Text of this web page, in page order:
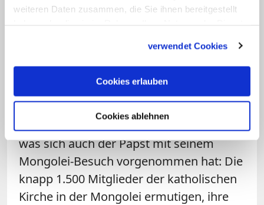
weiteren Daten zusammen, die Sie ihnen bereitgestellt
verwendet Cookies
Cookies erlauben
Cookies ablehnen
Es sei wichtig, sich zu unterstützen –,
"Ihr seid dem Herzen Petri ganz nahe,
die ganze Kirche ist euch nahe"
So macht die Gruppe um Yiu in etwa das,
was sich auch der Papst mit seinem
Mongolei-Besuch vorgenommen hat: Die
knapp 1.500 Mitglieder der katholischen
Kirche in der Mongolei ermutigen, ihre